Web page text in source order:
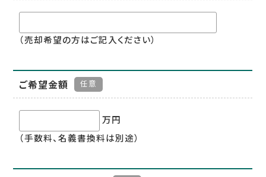
（売却希望の方はご記入ください）
ご希望金額 任意
万円
（手数料、名義書換料は別途）